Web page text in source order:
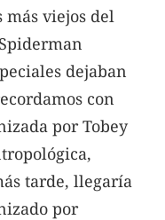
más viejos del
dejaban
con
por Tobey
tarde, llegaría
por